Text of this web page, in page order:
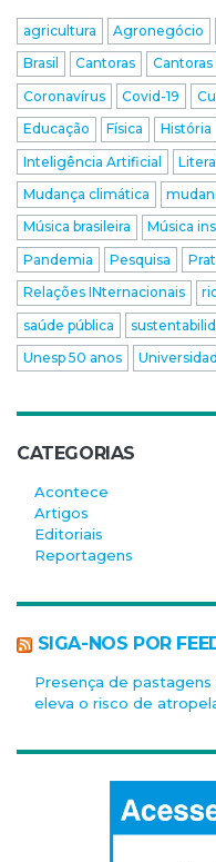
agricultura Agronegócio
Brasil
Cantoras Cantoras
Coronavírus
Covid-19
Educação
Física História
Inteligência Artificial
Mudança climática
Música brasileira
Música
Pandemia
Pesquisa
Relações INternacionais
saúde pública
Unesp 50 anos
CATEGORIAS
Acontece
Artigos
Editoriais
Reportagens
SIGA-NOS POR
Presença de
eleva o risco de